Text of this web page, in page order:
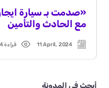
«صدمت بـ سيارة
مع الحادث والتأمين
Post
11 April, 2024
Read
قراءة 4 دقائق
أبحث في المدونة